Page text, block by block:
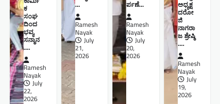
ಕ
ಸಂಘ
ದಿಂದ
ಭವ್ಯ
ಸನ್ಮಾನ
….
Ramesh
Nayak
July
22,
2026
…
Ramesh
Nayak
July
21,
2026
ರ್ಪಣೆ…
Ramesh
Nayak
July
20,
2026
ಅಧ್ಯಕ್ಷ
ದರೋ
ಜಿ
ನಾಗರಾ
ಜ ಶ್ರೇಷ್ಠಿ ​
….
Ramesh
Nayak
July
19,
2026